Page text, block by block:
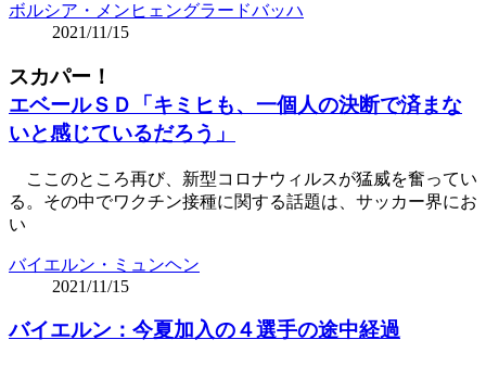
ボルシア・メンヒェングラードバッハ
2021/11/15
スカパー！
エベールＳＤ「キミヒも、一個人の決断で済まな
いと感じているだろう」
ここのところ再び、新型コロナウィルスが猛威を奮ってい
る。その中でワクチン接種に関する話題は、サッカー界にお
い
バイエルン・ミュンヘン
2021/11/15
バイエルン：今夏加入の４選手の途中経過